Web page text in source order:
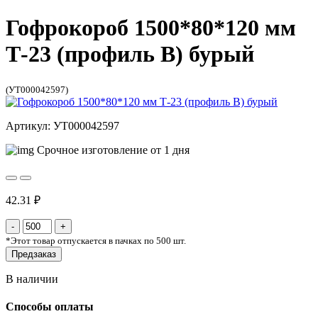
Гофрокороб 1500*80*120 мм
Т-23 (профиль B) бурый
(УТ000042597)
Артикул: УТ000042597
Срочное изготовление от 1 дня
42.31 ₽
*Этот товар отпускается в пачках по 500 шт.
Предзаказ
В наличии
Способы оплаты